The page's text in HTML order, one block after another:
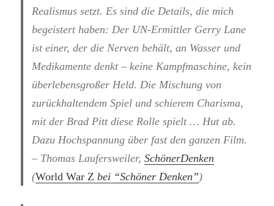
Realismus setzt. Es sind die Details, die mich
begeistert haben: Der UN-Ermittler Gerry Lane
ist einer, der die Nerven behält, an Wasser und
Medikamente denkt – keine Kampfmaschine, kein
überlebensgroßer Held. Die Mischung von
zurückhaltendem Spiel und schierem Charisma,
mit der Brad Pitt diese Rolle spielt … Hut ab.
Dazu Hochspannung über fast den ganzen Film.
– Thomas Laufersweiler,SchönerDenken
(World War Z bei “Schöner Denken”)